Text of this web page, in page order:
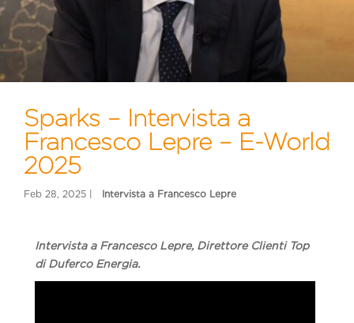
Sparks – Intervista a
Francesco Lepre – E-World
2025
Intervista a Francesco Lepre, Direttore Clienti Top
di Duferco Energia.